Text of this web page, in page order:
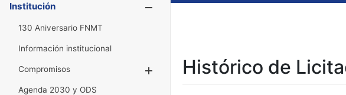
Institución
130 Aniversario FNMT
Información institucional
Compromisos
Mostrar/Ocultar
Agenda 2030 y ODS
Histórico de